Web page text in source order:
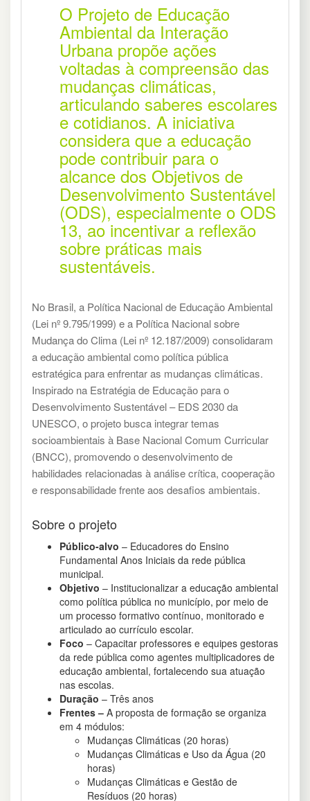
O Projeto de Educação
Ambiental da Interação
Urbana propõe ações
voltadas à compreensão das
mudanças climáticas,
articulando saberes escolares
e cotidianos. A iniciativa
considera que a educação
pode contribuir para o
alcance dos Objetivos de
Desenvolvimento Sustentável
(ODS), especialmente o ODS
13, ao incentivar a reflexão
sobre práticas mais
sustentáveis.
No Brasil, a Política Nacional de Educação Ambiental
(Lei nº 9.795/1999) e a Política Nacional sobre
Mudança do Clima (Lei nº 12.187/2009) consolidaram
a educação ambiental como política pública
estratégica para enfrentar as mudanças climáticas.
Inspirado na Estratégia de Educação para o
Desenvolvimento Sustentável – EDS 2030 da
UNESCO, o projeto busca integrar temas
socioambientais à Base Nacional Comum Curricular
(BNCC), promovendo o desenvolvimento de
habilidades relacionadas à análise crítica, cooperação
e responsabilidade frente aos desafios ambientais.
Sobre o projeto
Público-alvo – Educadores do Ensino
Fundamental Anos Iniciais da rede pública
municipal.
Objetivo – Institucionalizar a educação ambiental
como política pública no município, por meio de
um processo formativo contínuo, monitorado e
articulado ao currículo escolar.
Foco – Capacitar professores e equipes gestoras
da rede pública como agentes multiplicadores de
educação ambiental, fortalecendo sua atuação
nas escolas.
Duração – Três anos
Frentes – A proposta de formação se organiza
em 4 módulos:
Mudanças Climáticas (20 horas)
Mudanças Climáticas e Uso da Água (20
horas)
Mudanças Climáticas e Gestão de
Resíduos (20 horas)